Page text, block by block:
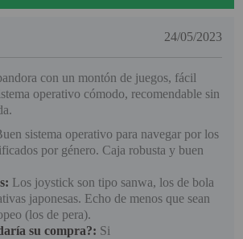
24/05/2023
con un montón de juegos, fácil
operativo cómodo, recomendable sin
sistema operativo para navegar por los
por género. Caja robusta y buen
Los joystick son tipo sanwa, los de bola
japonesas. Echo de menos que sean
(los de pera).
su compra?: Si